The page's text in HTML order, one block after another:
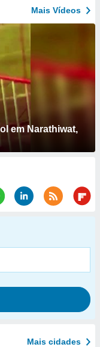
Mais Vídeos
em Narathiwat,
Mais cidades